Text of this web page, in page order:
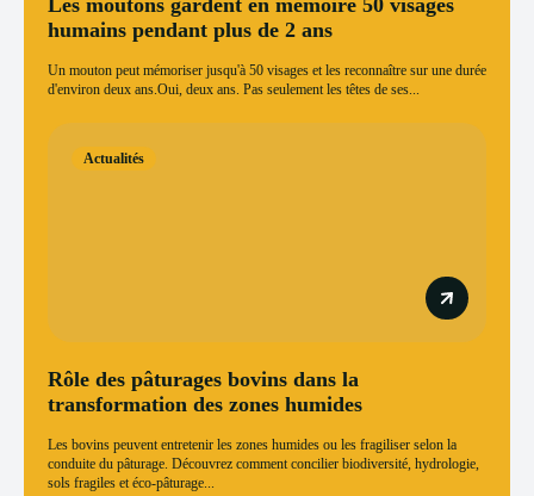
humains pendant plus de 2 ans
Un mouton peut mémoriser jusqu'à 50 visages et les reconnaître sur une durée
d'environ deux ans.Oui, deux ans. Pas seulement les têtes de ses...
Actualités
Rôle des pâturages bovins dans la
transformation des zones humides
Les bovins peuvent entretenir les zones humides ou les fragiliser selon la
conduite du pâturage. Découvrez comment concilier biodiversité, hydrologie,
sols fragiles et éco-pâturage...